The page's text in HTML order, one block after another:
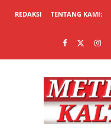
REDAKSI TENTANG KAMI: